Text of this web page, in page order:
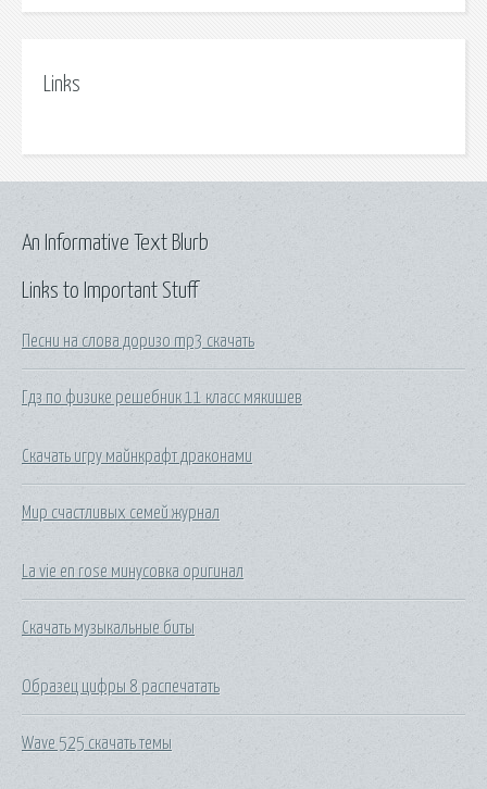
Links
Links to Important Stuff
Песни на слова доризо mp3 скачать
Гдз по физике решебник 11 класс мякишев
Скачать игру майнкрафт драконами
Мир счастливых семей журнал
La vie en rose минусовка оригинал
Скачать музыкальные биты
Образец цифры 8 распечатать
Wave 525 скачать темы
An Informative Text Blurb